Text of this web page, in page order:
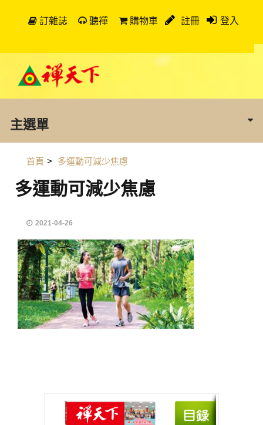
訂雜誌 聽禪 購物車 註冊 登入
主選單
首頁 > 多運動可減少焦慮
多運動可減少焦慮
2021-04-26